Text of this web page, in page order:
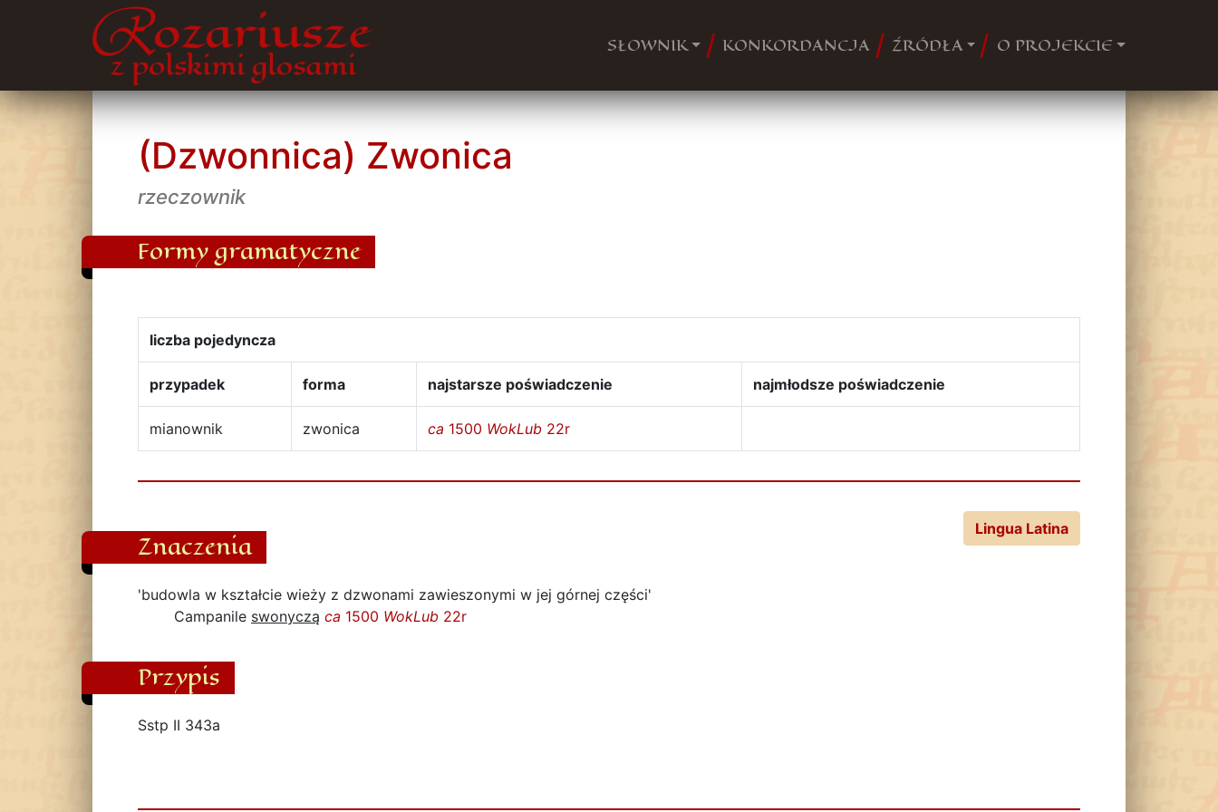
SŁOWNIK KONKORDANCJA ŹRÓDŁA O PROJEKCIE
(Dzwonnica) Zwonica
rzeczownik
Formy gramatyczne
liczba pojedyncza
przypadek forma najstarsze poświadczenie najmłodsze poświadczenie
mianownik zwonica ca 1500 WokLub 22r
Znaczenia
Lingua Latina
'budowla w kształcie wieży z dzwonami zawieszonymi w jej górnej części'
Campanile swonyczą ca 1500 WokLub 22r
Przypis
Sstp II 343a